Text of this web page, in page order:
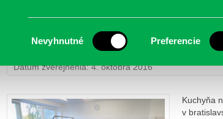
súhlasu
Nevyhnutné Preferencie
Najväčšia rekonštrukcia školskej
Petržalka>Život v samospráve
> Najväčšia
Dátum zverejnenia: 4. októbra 2016
Kuchyňa
v